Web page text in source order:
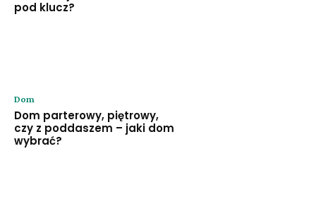
pod klucz?
Dom
Dom parterowy, piętrowy,
czy z poddaszem – jaki dom
wybrać?